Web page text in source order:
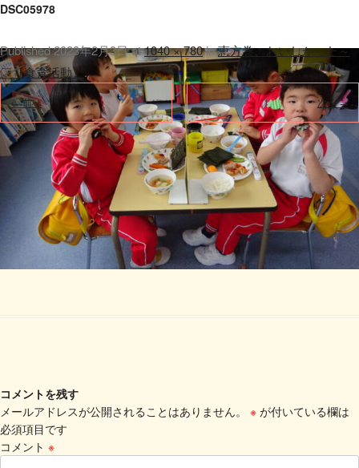
DSC05978
Published2023年2月3日at1040 × 780in恵方巻、おいしかった～
♡（食育活動）.
← 前へ 次へ →
コメントを残す
メールアドレスが公開されることはありません。
※ が付いている欄は
必須項目です
コメント ※